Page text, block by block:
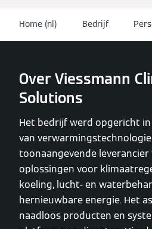
Home (nl) Bedrijf Pers
Over Viessmann
Solutions
Het bedrijf werd opgericht
van
toonaangevende
oplossingen voor
koeling, lucht- en
hernieuwbare energie. Het
naadloos producten en